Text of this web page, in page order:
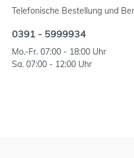
Telefonische Bestellung und
0391 - 5999934
Mo.-Fr. 07:00 - 18:00 Uhr
Sa. 07:00 - 12:00 Uhr